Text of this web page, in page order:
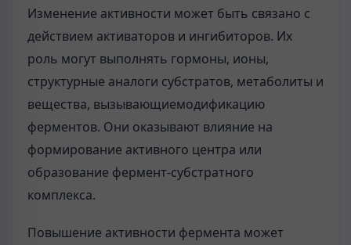
Изменение активности может быть связано с
действием активаторов и ингибиторов. Их
роль могут выполнять гормоны, ионы,
структурные аналоги субстратов, метаболиты и
вещества, вызывающиемодификацию
ферментов. Они оказывают влияние на
формирование активного центра или
образование фермент-субстратного
комплекса.
Повышение активности фермента может